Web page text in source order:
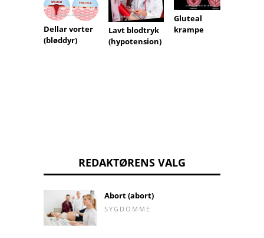
Dellar vorter
(bløddyr)
Lavt blodtryk
(hypotension)
Gluteal
krampe
REDAKTØRENS VALG
Abort (abort)
SYGDOMME